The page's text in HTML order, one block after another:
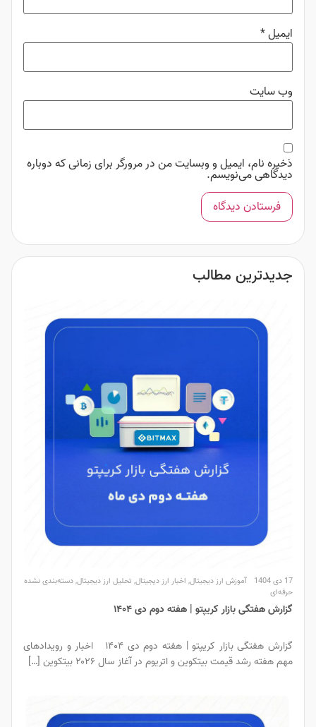
ایمیل*
وب‌ سایت
ذخیره نام، ایمیل و وبسایت من در مرورگر برای زمانی که دوباره
دیدگاهی می‌نویسم.
جدیدترین مطالب
17 دی 1404 آموزش ارز دیجیتال, اخبار ارز دیجیتال, تحلیل ارز دیجیتال,دسته‌بندی نشده
حرفه‌ای
گزارش هفتگی بازار کریپتو | هفته دوم دی ۱۴۰۴
گزارش هفتگی بازار کریپتو | هفته دوم دی ۱۴۰۴ اخبار و رویدادهای
مهم هفته رشد قیمت بیتکوین و اتریوم در آغاز سال ۲۰۲۶ بیتکوین […]